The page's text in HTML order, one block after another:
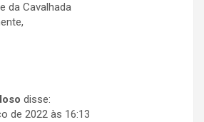
da Cavalhada
disse:
de 2022 às 16:13